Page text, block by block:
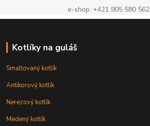
e-shop: +421 905 580 562
Kotlíky na guláš
Smaltovaný kotlík
Antikorový kotlík
Nerezový kotlík
Medený kotlík